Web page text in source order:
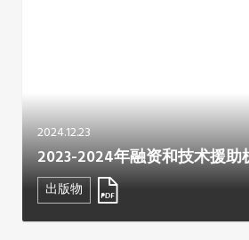
2024.12.23
2023-2024年融资和技术援助
出版物